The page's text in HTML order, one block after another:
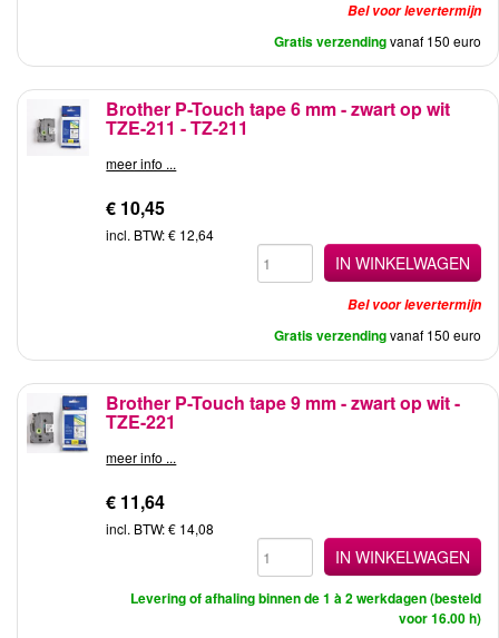
Bel voor levertermijn
Gratis verzendingvanaf 150 euro
Brother P-Touch tape 6 mm - zwart op wit
TZE-211 - TZ-211
meer info ...
€ 10,45
incl. BTW: € 12,64
IN WINKELWAGEN
Bel voor levertermijn
Gratis verzendingvanaf 150 euro
Brother P-Touch tape 9 mm - zwart op wit -
TZE-221
meer info ...
€ 11,64
incl. BTW: € 14,08
IN WINKELWAGEN
Levering of afhaling binnen de 1 à 2 werkdagen (besteld
voor 16.00 h)